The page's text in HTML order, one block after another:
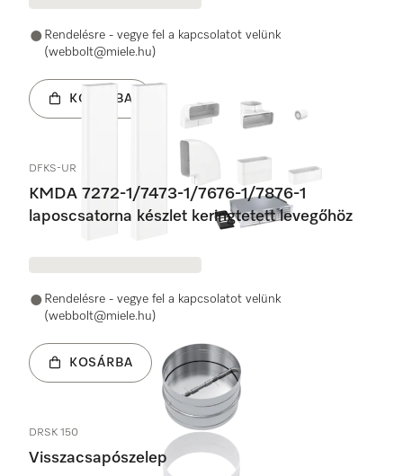
Rendelésre - vegye fel a kapcsolatot velünk
(webbolt@miele.hu)
KOSÁRBA
DFKS-UR
KMDA 7272-1/7473-1/7676-1/7876-1
laposcsatorna készlet keringtetett levegőhöz
Rendelésre - vegye fel a kapcsolatot velünk
(webbolt@miele.hu)
KOSÁRBA
DRSK 150
Visszacsapószelep